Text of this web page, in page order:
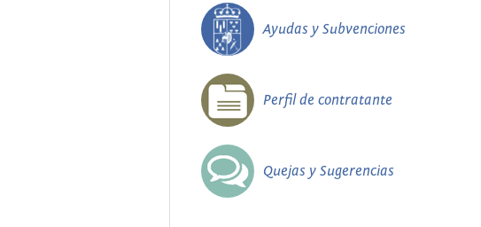
Ayudas y Subvenciones
Perfil de contratante
Quejas y Sugerencias